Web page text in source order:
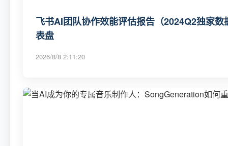
飞书AI团队协作效能评估报告（2024Q2独家
表盘
2026/8/8 2:11:20